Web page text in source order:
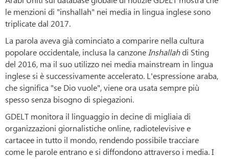
le menzioni di "inshallah" nei media in lingua inglese sono
triplicate dal 2017.
La parola aveva già cominciato a comparire nella cultura
popolare occidentale, inclusa la canzone Inshallahdi Sting
del 2016, ma il suo utilizzo nei media mainstream in lingua
inglese si è successivamente accelerato. L'espressione araba,
che significa "se Dio vuole", viene ora usata sempre più
spesso senza bisogno di spiegazioni.
GDELT monitora il linguaggio in decine di migliaia di
organizzazioni giornalistiche online, radiotelevisive e
cartacee in tutto il mondo, rendendo possibile tracciare
come le parole entrano e si diffondono attraverso i media. I